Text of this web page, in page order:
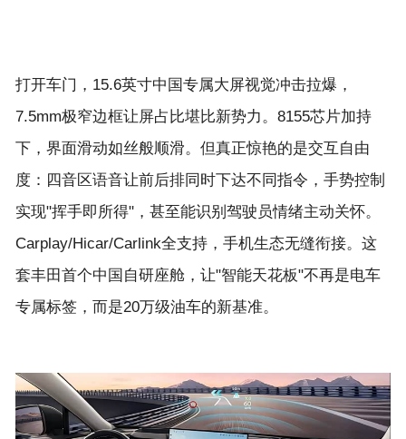
打开车门，15.6英寸中国专属大屏视觉冲击拉爆，
7.5mm极窄边框让屏占比堪比新势力。8155芯片加持
下，界面滑动如丝般顺滑。但真正惊艳的是交互自由
度：四音区语音让前后排同时下达不同指令，手势控制
实现"挥手即所得"，甚至能识别驾驶员情绪主动关怀。
Carplay/Hicar/Carlink全支持，手机生态无缝衔接。这
套丰田首个中国自研座舱，让"智能天花板"不再是电车